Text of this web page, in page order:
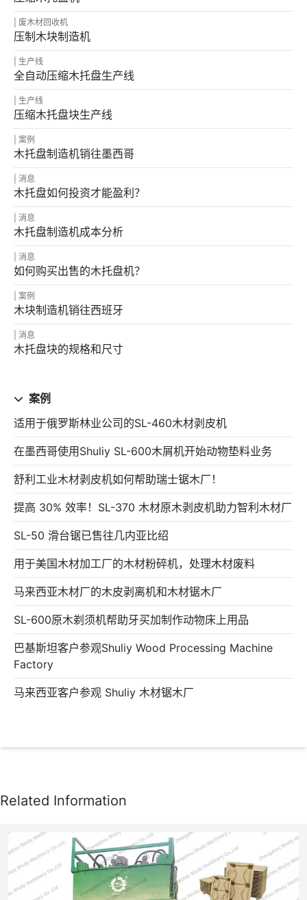
废木材回收机
压制木块制造机
生产线
全自动压缩木托盘生产线
生产线
压缩木托盘块生产线
案例
木托盘制造机销往墨西哥
消息
木托盘如何投资才能盈利？
消息
木托盘制造机成本分析
消息
如何购买出售的木托盘机？
案例
木块制造机销往西班牙
消息
木托盘块的规格和尺寸
案例
适用于俄罗斯林业公司的SL-460木材剥皮机
在墨西哥使用Shuliy SL-600木屑机开始动物垫料业务
舒利工业木材剥皮机如何帮助瑞士锯木厂！
提高 30% 效率！SL-370 木材原木剥皮机助力智利木材厂
SL-50 滑台锯已售往几内亚比绍
用于美国木材加工厂的木材粉碎机，处理木材废料
马来西亚木材厂的木皮剥离机和木材锯木厂
SL-600原木剃须机帮助牙买加制作动物床上用品
巴基斯坦客户参观Shuliy Wood Processing Machine
Factory
马来西亚客户参观 Shuliy 木材锯木厂